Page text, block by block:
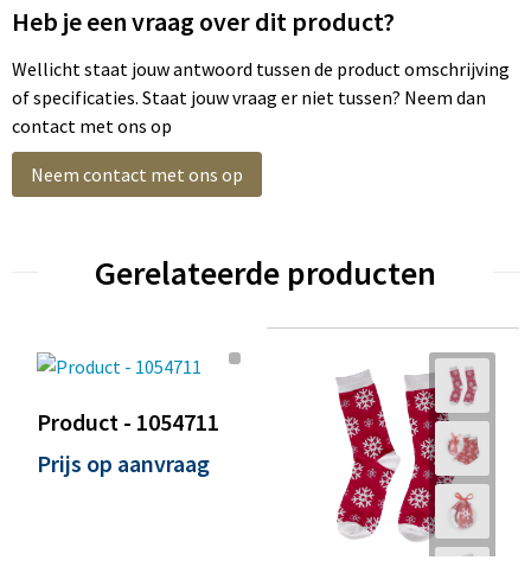
Heb je een vraag over dit product?
Wellicht staat jouw antwoord tussen de product omschrijving
of specificaties. Staat jouw vraag er niet tussen? Neem dan
contact met ons op
Neem contact met ons op
Gerelateerde producten
Product - 1054711
Prijs op aanvraag